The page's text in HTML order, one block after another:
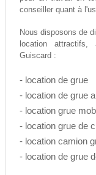
conseiller quant à
Nous disposons de
location
Guiscard :
- location de grue
- location de grue
- location grue
- location grue de
- location camion
- location de grue